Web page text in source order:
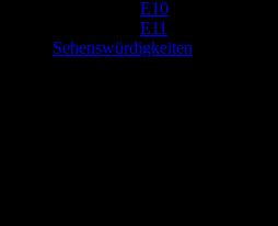
E10
E11
Sehenswürdigkeiten